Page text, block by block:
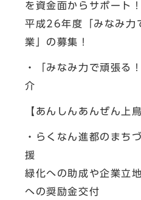
を資金面からサポート！
平成26年度「みなみ力
業」の募集！
・「みなみ力で頑張る
介
【あんしんあんぜん上
・らくなん進都のまち
援
緑化への助成や企業立
への奨励金交付